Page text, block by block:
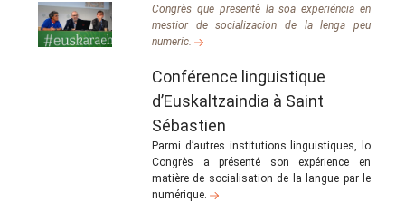
Congrès que presentè la soa experiéncia en
mestior de socializacion de la lenga peu
numeric.
Conférence linguistique
d’Euskaltzaindia à Saint
Sébastien
Parmi d’autres institutions linguistiques, lo
Congrès a présenté son expérience en
matière de socialisation de la langue par le
numérique.